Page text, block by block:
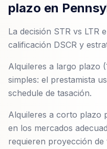
plazo en
La decisión STR vs LTR
calificación DSCR y
Alquileres a largo plazo
simples: el prestamista
schedule de tasación.
Alquileres a corto plazo
en los mercados
requieren proyección